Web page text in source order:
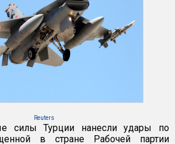
Reuters
силы Турции нанесли удары по
в стране Рабочей партии